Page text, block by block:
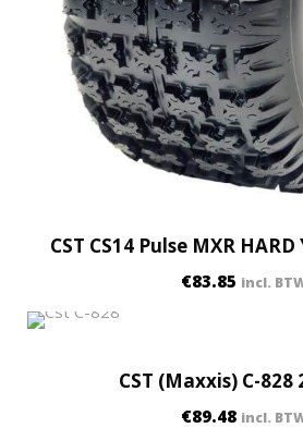
CST CS14 Pulse MXR
€83.85 incl.
CST (Maxxis) C-828
€89.48 incl.